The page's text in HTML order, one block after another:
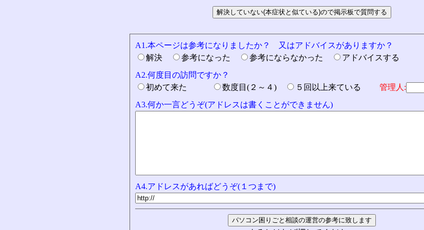
A1.本ページは参考になりましたか？ 又はアドバイスがありますか？
解決
参考になった 参考にならなかった
アドバイスする
A2.何度目の訪問ですか？
初めて来た
数度目(２～４) ５回以上来ている 管理人:
A3.何か一言どうぞ(アドレスは書くことができません)
A4.アドレスがあればどうぞ(１つまで)